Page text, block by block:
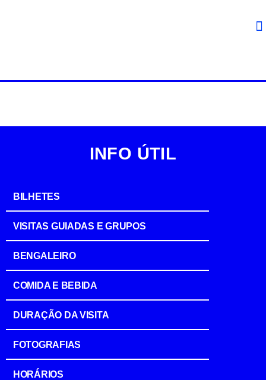
INFO ÚTIL
BILHETES
VISITAS GUIADAS E GRUPOS
BENGALEIRO
COMIDA E BEBIDA
DURAÇÃO DA VISITA
FOTOGRAFIAS
HORÁRIOS